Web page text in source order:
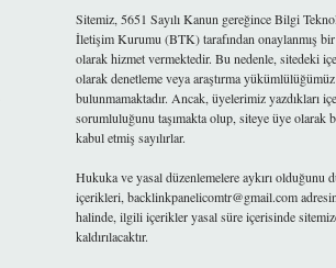
Sitemiz, 5651 Sayılı Kanun gereğince Bilgi
İletişim Kurumu (BTK) tarafından onaylanmış bir
olarak hizmet vermektedir. Bu nedenle, sitedeki
olarak denetleme veya araştırma yükümlülüğümüz
bulunmamaktadır. Ancak, üyelerimiz yazdıkları
sorumluluğunu taşımakta olup, siteye üye olarak
kabul etmiş sayılırlar.
Hukuka ve yasal düzenlemelere aykırı olduğunu
içerikleri, backlinkpanelicomtr@gmail.com
halinde, ilgili içerikler yasal süre içerisinde
kaldırılacaktır.